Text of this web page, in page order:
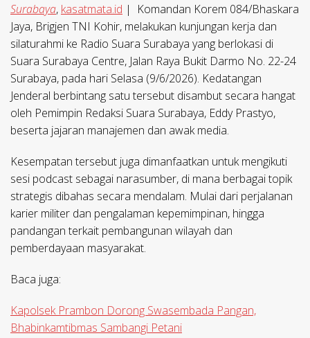
Surabaya, kasatmata.id | Komandan Korem 084/Bhaskara
Jaya, Brigjen TNI Kohir, melakukan kunjungan kerja dan
silaturahmi ke Radio Suara Surabaya yang berlokasi di
Suara Surabaya Centre, Jalan Raya Bukit Darmo No. 22-24
Surabaya, pada hari Selasa (9/6/2026). Kedatangan
Jenderal berbintang satu tersebut disambut secara hangat
oleh Pemimpin Redaksi Suara Surabaya, Eddy Prastyo,
beserta jajaran manajemen dan awak media.
Kesempatan tersebut juga dimanfaatkan untuk mengikuti
sesi podcast sebagai narasumber, di mana berbagai topik
strategis dibahas secara mendalam. Mulai dari perjalanan
karier militer dan pengalaman kepemimpinan, hingga
pandangan terkait pembangunan wilayah dan
pemberdayaan masyarakat.
Baca juga:
Kapolsek Prambon Dorong Swasembada Pangan,
Bhabinkamtibmas Sambangi Petani